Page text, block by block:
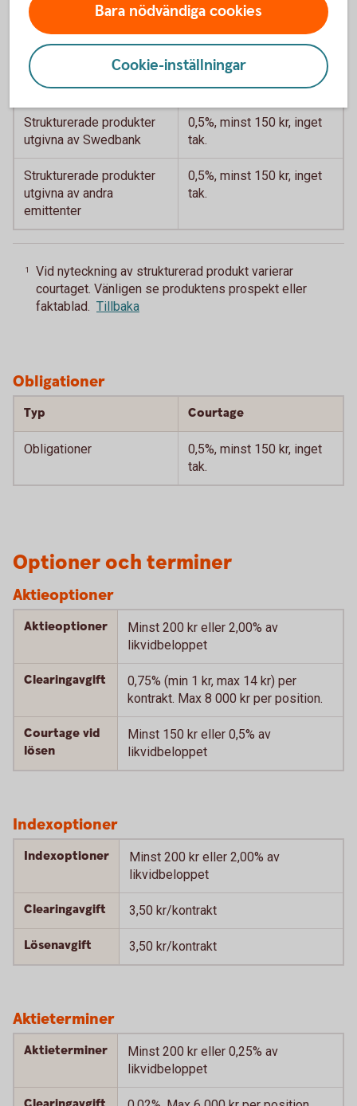
Strukturerade produkter
Typ Courtage
Strukturerade produkter
utgivna av Swedbank
0,5%, minst 150 kr, inget
tak.
Strukturerade produkter
utgivna av andra
emittenter
0,5%, minst 150 kr, inget
tak.
1
Vid nyteckning av strukturerad produkt varierar
courtaget. Vänligen se produktens prospekt eller
faktablad. Tillbaka
Obligationer
Typ Courtage
Obligationer
0,5%, minst 150 kr, inget
tak.
Optioner och terminer
Aktieoptioner
Aktieoptioner
Minst 200 kr eller 2,00% av
likvidbeloppet
Clearingavgift
0,75% (min 1 kr, max 14 kr) per
kontrakt. Max 8 000 kr per position.
Courtage vid
lösen
Minst 150 kr eller 0,5% av
likvidbeloppet
Indexoptioner
Indexoptioner
Minst 200 kr eller 2,00% av
likvidbeloppet
Clearingavgift 3,50 kr/kontrakt
Lösenavgift 3,50 kr/kontrakt
Aktieterminer
Aktieterminer
Minst 200 kr eller 0,25% av
likvidbeloppet
Bara nödvändiga cookies
Cookie-inställningar